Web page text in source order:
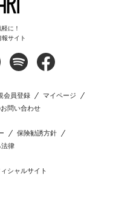
に！
サイト
会員登録
マイページ
問い合わせ
保険勧誘方針
律
シャルサイト